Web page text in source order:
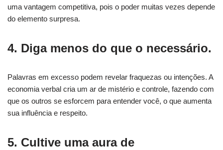
uma vantagem competitiva, pois o poder muitas vezes depende
do elemento surpresa.
4. Diga menos do que o necessário.
Palavras em excesso podem revelar fraquezas ou intenções. A
economia verbal cria um ar de mistério e controle, fazendo com
que os outros se esforcem para entender você, o que aumenta
sua influência e respeito.
5. Cultive uma aura de